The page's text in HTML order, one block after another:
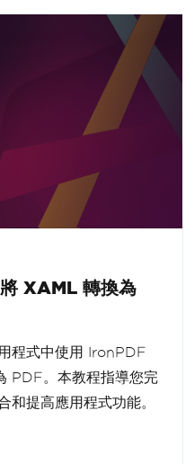
XAML 轉換為
程式中使用 IronPDF
PDF。本教程指導您完
和提高應用程式功能。